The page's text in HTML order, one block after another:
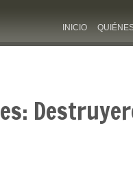
INICIO